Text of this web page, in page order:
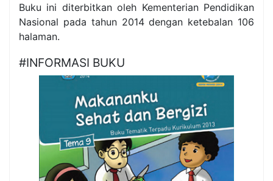
Buku ini diterbitkan oleh Kementerian Pendidikan
Nasional pada tahun 2014 dengan ketebalan 106
halaman.
#INFORMASI BUKU